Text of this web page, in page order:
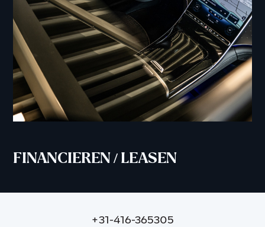
FINANCIEREN / LEASEN
+31-416-365305